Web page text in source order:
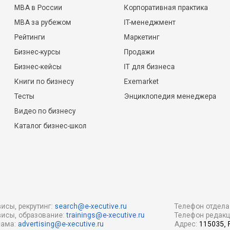
MBA в России
MBA за рубежом
Рейтинги
Бизнес-курсы
Бизнес-кейсы
Книги по бизнесу
Тесты
Видео по бизнесу
Каталог бизнес-школ
Корпоративная практика
IT-менеджмент
Маркетинг
Продажи
IT для бизнеса
Exemarket
Энциклопедия менеджера
рекрутинг: search@e-xecutive.ru
образование:trainings@e-xecutive.ru
advertising@e-xecutive.ru
Телефон
Телефон
Адрес: 115035,